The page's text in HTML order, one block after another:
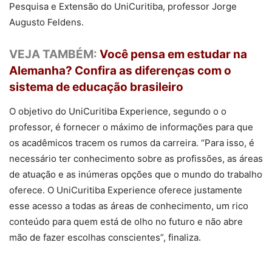
Pesquisa e Extensão do UniCuritiba, professor Jorge
Augusto Feldens.
VEJA TAMBÉM: Você pensa em estudar na
Alemanha? Confira as diferenças com o
sistema de educação brasileiro
O objetivo do UniCuritiba Experience, segundo o o
professor, é fornecer o máximo de informações para que
os acadêmicos tracem os rumos da carreira. “Para isso, é
necessário ter conhecimento sobre as profissões, as áreas
de atuação e as inúmeras opções que o mundo do trabalho
oferece. O UniCuritiba Experience oferece justamente
esse acesso a todas as áreas de conhecimento, um rico
conteúdo para quem está de olho no futuro e não abre
mão de fazer escolhas conscientes”, finaliza.